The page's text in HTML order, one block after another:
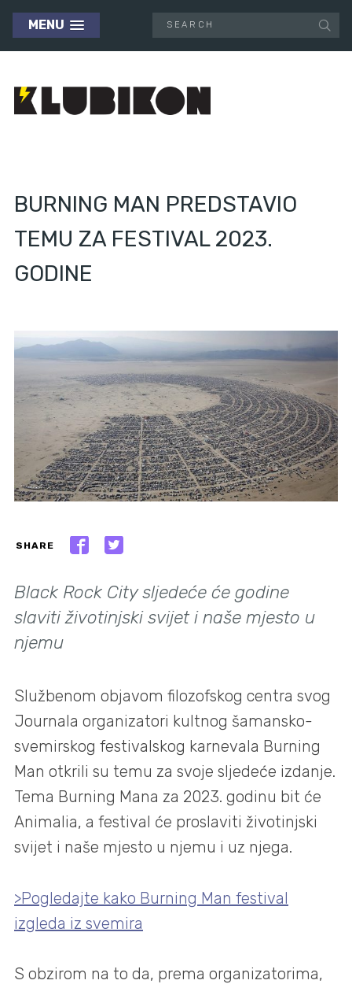
MENU
BURNING MAN PREDSTAVIO
TEMU ZA FESTIVAL 2023.
GODINE
SHARE
Black Rock City sljedeće će godine
slaviti životinjski svijet i naše mjesto u
njemu
Službenom objavom filozofskog centra svog
Journala organizatori kultnog šamansko-
svemirskog festivalskog karnevala Burning
Man otkrili su temu za svoje sljedeće izdanje.
Tema Burning Mana za 2023. godinu bit će
Animalia, a festival će proslaviti životinjski
svijet i naše mjesto u njemu i uz njega.
>Pogledajte kako Burning Man festival
izgleda iz svemira
S obzirom na to da, prema organizatorima,